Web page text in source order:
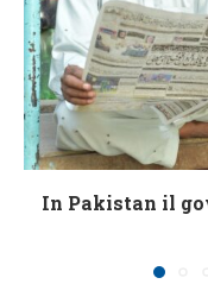
In Pakistan il